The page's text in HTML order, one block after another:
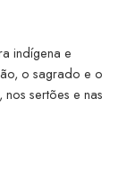
indígena e
o sagrado e o
sertões e nas